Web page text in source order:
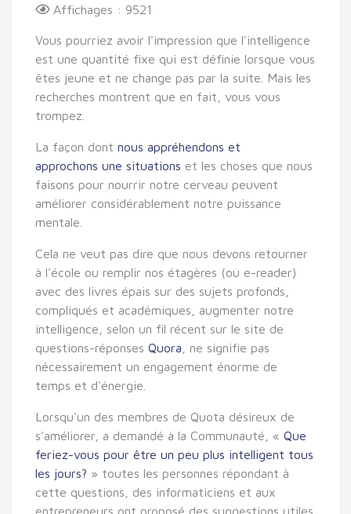
Affichages : 9521
Vous pourriez avoir l'impression que l'intelligence
est une quantité fixe qui est définie lorsque vous
êtes jeune et ne change pas par la suite. Mais les
recherches montrent que en fait, vous vous
trompez.
La façon dont nous appréhendons et
approchons une situations et les choses que nous
faisons pour nourrir notre cerveau peuvent
améliorer considérablement notre puissance
mentale.
Cela ne veut pas dire que nous devons retourner
à l'école ou remplir nos étagères (ou e-reader)
avec des livres épais sur des sujets profonds,
compliqués et académiques, augmenter notre
intelligence, selon un fil récent sur le site de
questions-réponses Quora , ne signifie pas
nécessairement un engagement énorme de
temps et d'énergie.
Lorsqu'un des membres de Quota désireux de
s'améliorer, a demandé à la Communauté, « Que
feriez-vous pour être un peu plus intelligent tous
les jours? » toutes les personnes répondant à
cette questions, des informaticiens et aux
entrepreneurs ont proposé des suggestions utiles.